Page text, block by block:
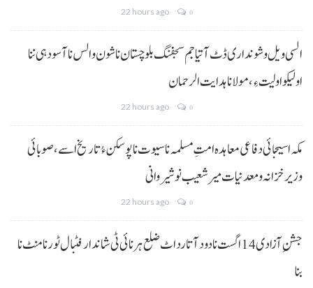
22 hours ago 0
السی ویل و شونداری ڈٹ آتیا جم سجفنگ بلوچستان نا شون و الس نا آسودہی ننا
اولیکو اولیت ءِ،مولانا ہدایت الرحمان
22 hours ago 0
مکہ اسیجائی دفاعی معاہدہ امتِ مسلمہ نا سیوت نا پوسکن ءُ تاریخ اسے، صوبائی
وزیر خزانہ و معدنیات میر شعیب نوشیروانی
22 hours ago 0
جشنِ آزادی 14 اگست نا دود آتا رد اٹ ضلع ہرنائی ٹی شاندار فٹبال ٹورنامنٹ نا
بنا